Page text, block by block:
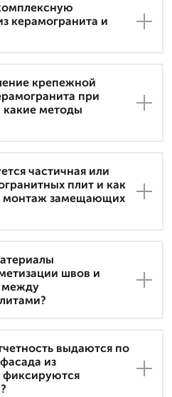
керамогранита и
крепежной
при
методы
частичная или
плит и как
монтаж замещающих
швов и
между
выдаются по
из
фиксируются